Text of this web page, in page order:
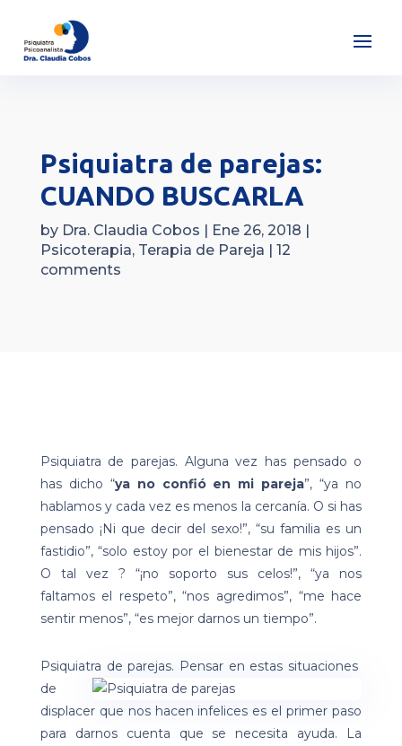
Psiquiatra de parejas:
CUANDO BUSCARLA
by Dra. Claudia Cobos | Ene 26, 2018 |
Psicoterapia, Terapia de Pareja | 12
comments
Psiquiatra de parejas. Alguna vez has pensado o
has dicho “ya no confió en mi pareja”,“ya no
hablamos y cada vez es menos la cercanía. O si has
pensado ¡Ni que decir del sexo!”, “su familia es un
fastidio”, “solo estoy por el bienestar de mis hijos”.
O tal vez ? “¡no soporto sus celos!”, “ya nos
faltamos el respeto”, “nos agredimos”, “me hace
sentir menos”, “es mejor darnos un tiempo”.
Psiquiatra de parejas. Pensar en estas situaciones
de
displacer que nos hacen infelices es el primer paso
para darnos cuenta que se necesita ayuda. La